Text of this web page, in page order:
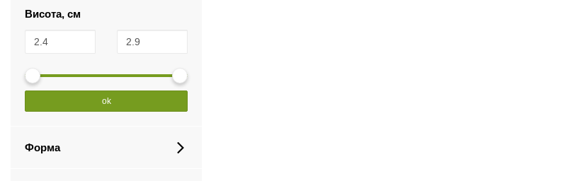
Висота, см
ok
Форма